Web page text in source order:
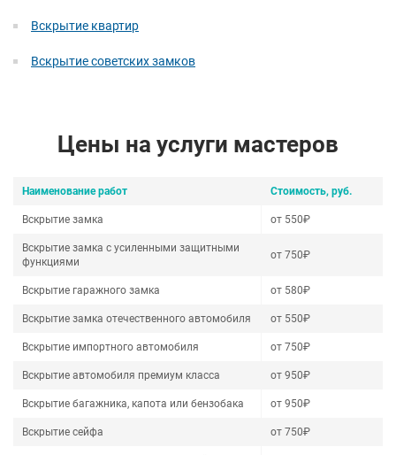
Вскрытие квартир
Вскрытие советских замков
Цены на услуги мастеров
Наименование работ Стоимость, руб.
Вскрытие замка от 550₽
Вскрытие замка с усиленными защитными
функциями
от 750₽
Вскрытие гаражного замка от 580₽
Вскрытие замка отечественного автомобиля от 550₽
Вскрытие импортного автомобиля от 750₽
Вскрытие автомобиля премиум класса от 950₽
Вскрытие багажника, капота или бензобака от 950₽
Вскрытие сейфа от 750₽